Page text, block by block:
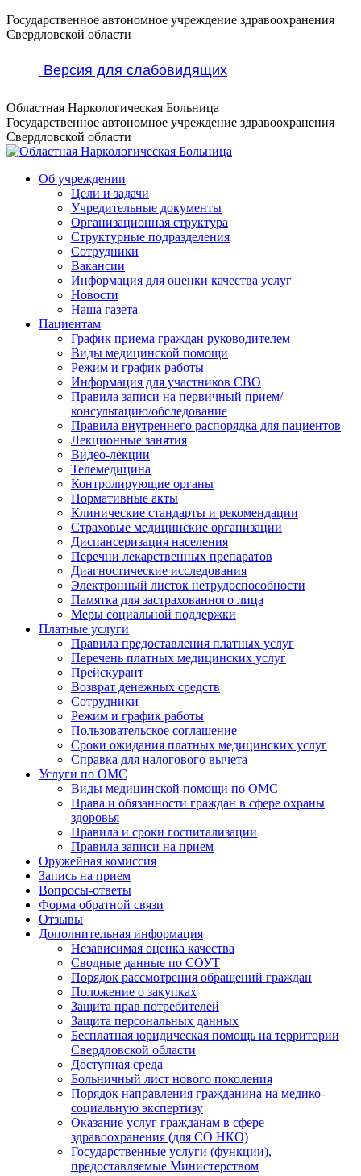
Перейти
к
Государственное автономное учреждение здравоохранения
Свердловской области
Версия для слабовидящих
Областная Наркологическая Больница
Государственное автономное учреждение здравоохранения
Свердловской области
Об учреждении
Цели и задачи
Учредительные документы
Организационная структура
Структурные подразделения
Сотрудники
Вакансии
Информация для оценки качества услуг
Новости
​​Наша газета
Пациентам
График приема граждан руководителем
Виды медицинской помощи
Режим и график работы
Информация для участников СВО
Правила записи на первичный прием/
консультацию/обследование
Правила внутреннего распорядка для пациентов
Лекционные занятия
Видео-лекции
Телемедицина
Контролирующие органы
Нормативные акты
Клинические стандарты и рекомендации
Страховые медицинские организации
Диспансеризация населения
Перечни лекарственных препаратов
Диагностические исследования
Электронный листок нетрудоспособности
Памятка для застрахованного лица
Меры социальной поддержки
Платные услуги
Правила предоставления платных услуг
Перечень платных медицинских услуг
Прейскурант
Возврат денежных средств
Сотрудники
Режим и график работы
Пользовательское соглашение
Сроки ожидания платных медицинских услуг
Справка для налогового вычета
Услуги по ОМС
Виды медицинской помощи по ОМС
Права и обязанности граждан в сфере охраны
здоровья
Правила и сроки госпитализации
Правила записи на прием
Оружейная комиссия
Запись на прием
Вопросы-ответы
Форма обратной связи
Отзывы
Дополнительная информация
Независимая оценка качества
Сводные данные по СОУТ
Порядок рассмотрения обращений граждан
Положение о закупках
Защита прав потребителей
Защита персональных данных
Бесплатная юридическая помощь на территории
Свердловской области
Доступная среда
Больничный лист нового поколения
Порядок направления гражданина на медико-
социальную экспертизу
Оказание услуг гражданам в сфере
здравоохранения (для СО НКО)
Государственные услуги (функции),
предоставляемые Министерством